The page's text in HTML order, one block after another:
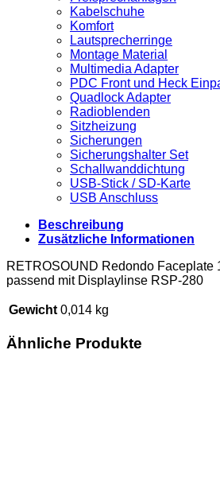
Kabelschuhe
Komfort
Lautsprecherringe
Montage Material
Multimedia Adapter
PDC Front und Heck
Quadlock Adapter
Radioblenden
Sitzheizung
Sicherungen
Sicherungshalter Set
Schallwanddichtung
USB-Stick / SD-Karte
USB Anschluss
Beschreibung
Zusätzliche Informationen
RETROSOUND Redondo Faceplate
passend mit Displaylinse RSP-280
Gewicht 0,014 kg
Ähnliche Produkte